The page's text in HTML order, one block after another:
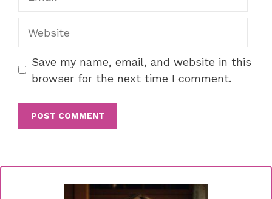
Save my name, email, and website in this
browser for the next time I comment.